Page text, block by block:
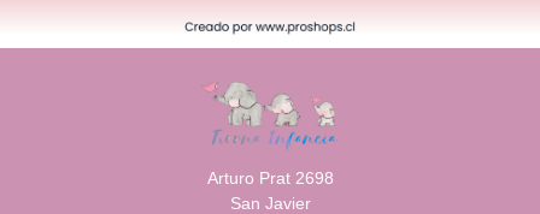
Arturo Prat 2698
San Javier